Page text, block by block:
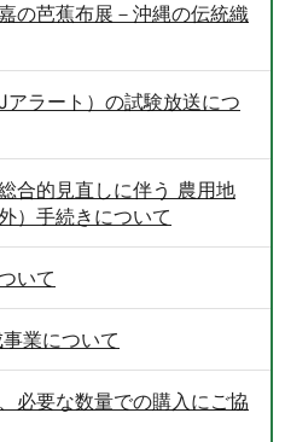
の芭蕉布展－沖縄の伝統織
ラート）の試験放送につ
合的見直しに伴う 農用地
）手続きについて
いて
業について
必要な数量での購入にご協